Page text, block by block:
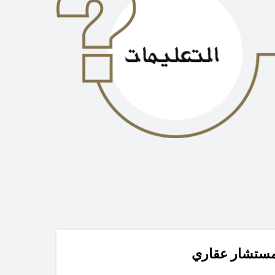
عقاري